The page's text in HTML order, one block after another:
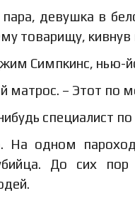
девушка в
товарищу,
Симпкинс, нью-
матрос. – Этот по
специалист
На одном
До сих